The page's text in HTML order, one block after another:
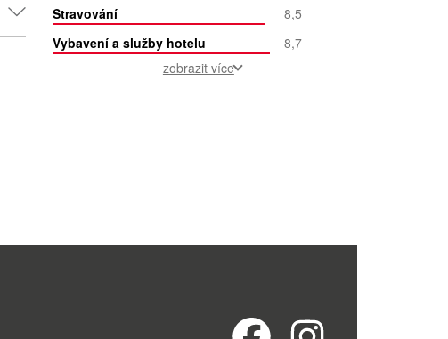
Stravování
8,5
Vybavení a služby hotelu
8,7
zobrazit více